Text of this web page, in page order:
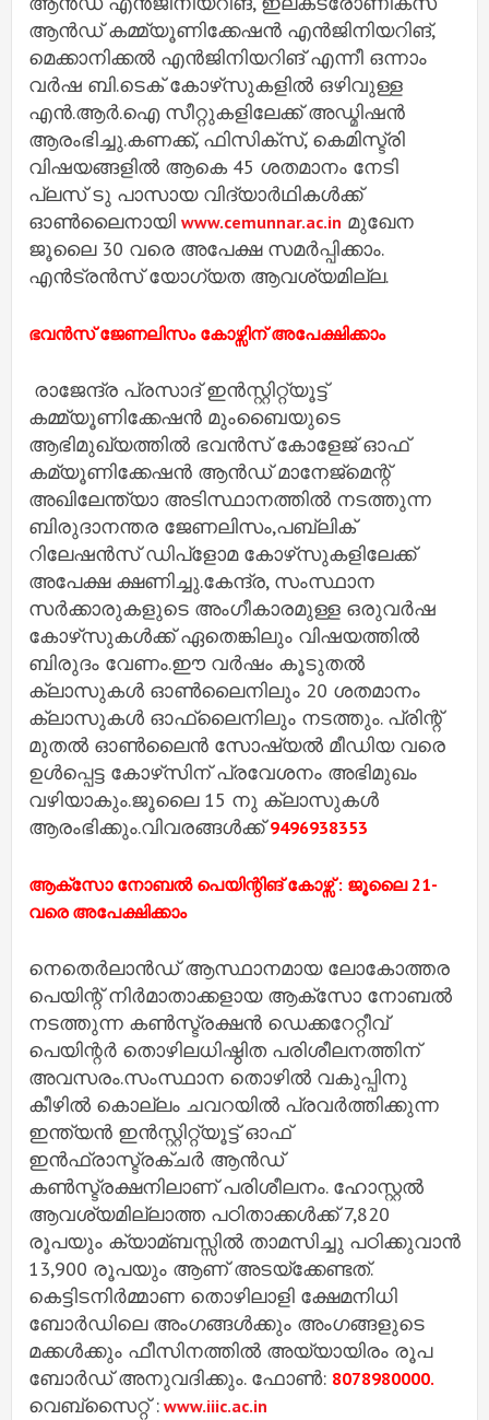
ആൻഡ് കമ്മ്യൂണിക്കേഷൻ എൻജിനിയറിങ്,
മെക്കാനിക്കൽ എൻജിനിയറിങ് എന്നീ ഒന്നാം
വർഷ ബി.ടെക് കോഴ്‌സുകളിൽ ഒഴിവുള്ള
എൻ.ആർ.ഐ സീറ്റുകളിലേക്ക് അഡ്മിഷൻ
ആരംഭിച്ചു.കണക്ക്, ഫിസിക്‌സ്, കെമിസ്ട്രി
വിഷയങ്ങളിൽ ആകെ 45 ശതമാനം നേടി
പ്ലസ് ടു പാസായ വിദ്യാർഥികൾക്ക്
ഓൺലൈനായി www.cemunnar.ac.in മുഖേന
ജൂലൈ 30 വരെ അപേക്ഷ സമർപ്പിക്കാം.
എൻട്രൻസ് യോഗ്യത ആവശ്യമില്ല.
ഭവന്‍സ് ജേണലിസം കോഴ്സിന് അപേക്ഷിക്കാം
രാജേന്ദ്ര പ്രസാദ് ഇന്‍സ്റ്റിറ്റ്യൂട്ട്
കമ്മ്യൂണിക്കേഷന്‍ മുംബൈയുടെ
ആഭിമുഖ്യത്തില്‍ ഭവന്‍സ് കോളേജ് ഓഫ്
കമ്യൂണിക്കേഷന്‍ ആന്‍ഡ് മാനേജ്‌മെന്റ്
അഖിലേന്ത്യാ അടിസ്ഥാനത്തില്‍ നടത്തുന്ന
ബിരുദാനന്തര ജേണലിസം,പബ്ലിക്
റിലേഷന്‍സ് ഡിപ്ളോമ കോഴ്‌സുകളിലേക്ക്
അപേക്ഷ ക്ഷണിച്ചു.കേന്ദ്ര, സംസ്ഥാന
സര്‍ക്കാരുകളുടെ അംഗീകാരമുള്ള ഒരുവര്‍ഷ
കോഴ്‌സുകള്‍ക്ക് ഏതെങ്കിലും വിഷയത്തില്‍
ബിരുദം വേണം.ഈ വര്‍ഷം കൂടുതല്‍
ക്ലാസുകള്‍ ഓണ്‍ലൈനിലും 20 ശതമാനം
ക്ലാസുകള്‍ ഓഫ്‌ലൈനിലും നടത്തും. പ്രിന്റ്
മുതല്‍ ഓണ്‍ലൈന്‍ സോഷ്യല്‍ മീഡിയ വരെ
ഉള്‍പ്പെട്ട കോഴ്‌സിന് പ്രവേശനം അഭിമുഖം
വഴിയാകും.ജൂലൈ 15 നു ക്ലാസുകള്‍
ആരംഭിക്കും.വിവരങ്ങള്‍ക്ക്9496938353
ആക്‌സോ നോബല്‍ പെയിന്റിങ് കോഴ്സ് : ജൂലൈ 21-
വരെ അപേക്ഷിക്കാം
നെതെര്‍ലാന്‍ഡ് ആസ്ഥാനമായ ലോകോത്തര
പെയിന്റ് നിര്‍മാതാക്കളായ ആക്‌സോ നോബല്‍
നടത്തുന്ന കണ്‍സ്ട്രക്ഷന്‍ ഡെക്കറേറ്റീവ്
പെയിന്റര്‍ തൊഴിലധിഷ്ഠിത പരിശീലനത്തിന്
അവസരം.സംസ്ഥാന തൊഴില്‍ വകുപ്പിനു
കീഴില്‍ കൊല്ലം ചവറയില്‍ പ്രവര്‍ത്തിക്കുന്ന
ഇന്ത്യന്‍ ഇന്‍സ്റ്റിറ്റ്യൂട്ട് ഓഫ്
ഇന്‍ഫ്രാസ്ട്രക്ചര്‍ ആന്‍ഡ്
കണ്‍സ്ട്രക്ഷനിലാണ് പരിശീലനം. ഹോസ്റ്റല്‍
ആവശ്യമില്ലാത്ത പഠിതാക്കള്‍ക്ക് 7,820
രൂപയും ക്യാമ്ബസ്സില്‍ താമസിച്ചു പഠിക്കുവാന്‍
13,900 രൂപയും ആണ് അടയ്ക്കേണ്ടത്.
കെട്ടിടനിര്‍മ്മാണ തൊഴിലാളി ക്ഷേമനിധി
ബോര്‍ഡിലെ അംഗങ്ങള്‍ക്കും അംഗങ്ങളുടെ
മക്കള്‍ക്കും ഫീസിനത്തില്‍ അയ്യായിരം രൂപ
ബോര്‍ഡ് അനുവദിക്കും. ഫോണ്‍: 8078980000.
വെബ്‌സൈറ്റ് : www.iiic.ac.in